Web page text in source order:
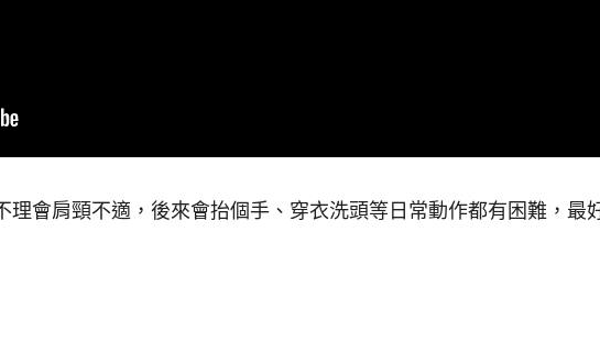
理會肩頸不適，後來會抬個手、穿衣洗頭等日常動作都有困難，最